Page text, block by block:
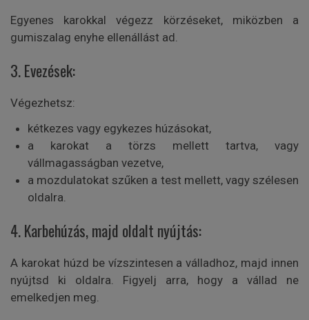
Egyenes karokkal végezz körzéseket, miközben a
gumiszalag enyhe ellenállást ad.
3. Evezések:
Végezhetsz:
kétkezes vagy egykezes húzásokat,
a karokat a törzs mellett tartva, vagy
vállmagasságban vezetve,
a mozdulatokat szűken a test mellett, vagy szélesen
oldalra.
4. Karbehúzás, majd oldalt nyújtás:
A karokat húzd be vízszintesen a válladhoz, majd innen
nyújtsd ki oldalra. Figyelj arra, hogy a vállad ne
emelkedjen meg.